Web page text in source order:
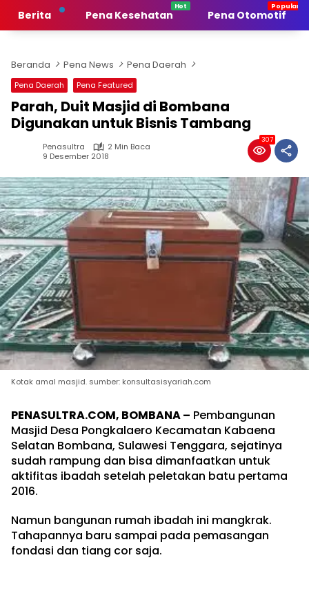
Berita Pena Kesehatan Pena Otomotif
Beranda Pena News Pena Daerah
Pena Daerah Pena Featured
Parah, Duit Masjid di Bombana
Digunakan untuk Bisnis Tambang
Penasultra
2 Min Baca
9 Desember 2018
307
Kotak amal masjid. sumber: konsultasisyariah.com
PENASULTRA.COM, BOMBANA – Pembangunan
Masjid Desa Pongkalaero Kecamatan Kabaena
Selatan Bombana, Sulawesi Tenggara, sejatinya
sudah rampung dan bisa dimanfaatkan untuk
aktifitas ibadah setelah peletakan batu pertama
2016.
Namun bangunan rumah ibadah ini mangkrak.
Tahapannya baru sampai pada pemasangan
fondasi dan tiang cor saja.